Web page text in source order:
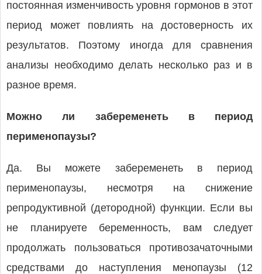
постоянная изменчивость уровня гормонов в этот
период может повлиять на достоверность их
результатов. Поэтому иногда для сравнения
анализы необходимо делать несколько раз и в
разное время.
Можно ли забеременеть в период
перименопаузы?
Да. Вы можете забеременеть в период
перименопаузы, несмотря на снижение
репродуктивной (детородной) функции. Если вы
не планируете беременность, вам следует
продолжать пользоваться противозачаточными
средствами до наступления менопаузы (12